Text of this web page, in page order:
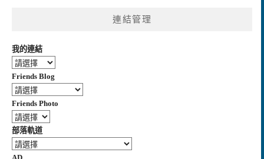
連結管理
我的連結
Friends Blog
Friends Photo
部落軌道
AD